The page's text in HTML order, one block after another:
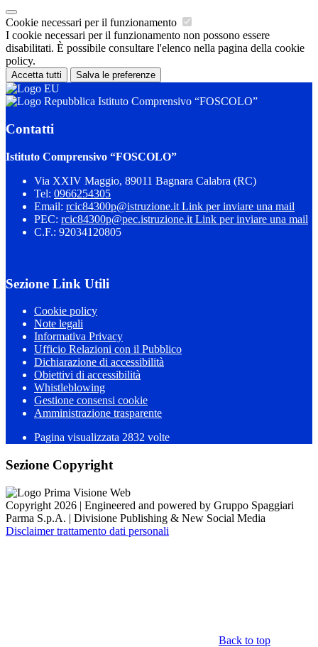
Cookie necessari per il funzionamento
I cookie necessari per il funzionamento non possono essere
disabilitati. È possibile consultare l'elenco nella pagina della cookie
policy.
Accetta tutti Salva le preferenze
Istituto Comprensivo “FOSCOLO”
Contatti
Istituto Comprensivo “FOSCOLO”
Via XXIV Maggio, 89011 Bagnara Calabra (RC)
Tel: 0966254305
Email: rcic84300p@istruzione.it Link per inviare una mail
PEC: rcic84300p@pec.istruzione.it Link per inviare una mail
C.F.: 92034120805
Sezione Link Utili
Cookie policy
Note legali
Informativa Privacy
Ufficio Relazioni con il Pubblico
Dichiarazione di accessibilità
Obiettivi di accessibilità
Whistleblowing
Gestione consensi cookie
Amministrazione trasparente
Pagina visualizzata 2832 volte
Sezione Copyright
Copyright 2026 | Engineered and powered by Gruppo Spaggiari
Parma S.p.A. | Divisione Publishing & New Social Media
Disclaimer trattamento dati personali
Back to top